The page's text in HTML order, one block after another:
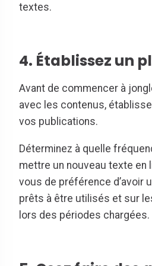
textes.
4. Établissez un
Avant de commencer à
avec les contenus,
vos publications.
Déterminez à quelle
mettre un nouveau texte en
vous de préférence d’avoir
prêts à être utilisés et sur
lors des périodes chargées.